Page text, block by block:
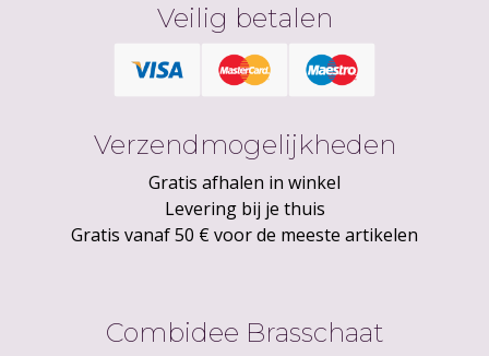
Veilig betalen
Verzendmogelijkheden
Gratis afhalen in winkel
Levering bij je thuis
Gratis vanaf 50 € voor de meeste artikelen
Combidee Brasschaat